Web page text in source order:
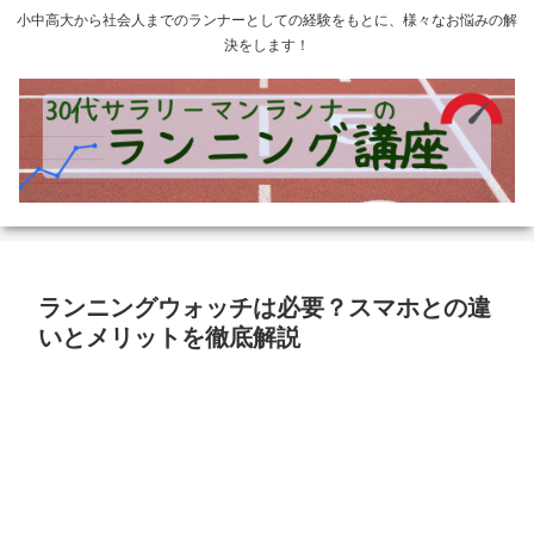
小中高大から社会人までのランナーとしての経験をもとに、様々なお悩みの解
決をします！
ランニングウォッチは必要？スマホとの違
いとメリットを徹底解説